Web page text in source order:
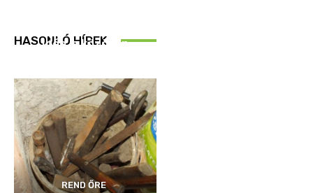
HASONLÓ HÍREK
Idén is közösen
REND ŐRE